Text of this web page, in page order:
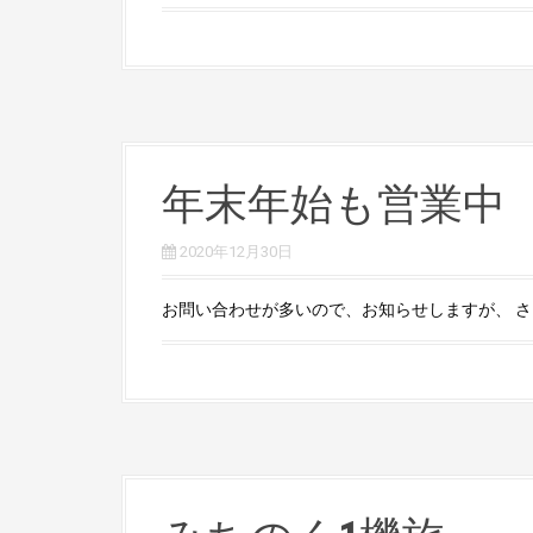
年末年始も営業中
2020年12月30日
お問い合わせが多いので、お知らせしますが、